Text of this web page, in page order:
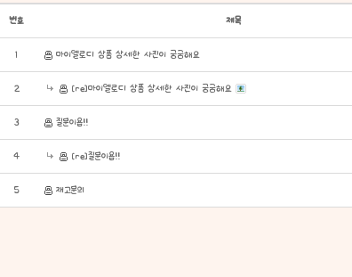
번호 제목
1 마이멜로디 상품 상세한 사진이 궁굼해요
2 [re]마이멜로디 상품 상세한 사진이 궁굼해요
3 질문이욥!!
4 [re]질문이욥!!
5 재고문의